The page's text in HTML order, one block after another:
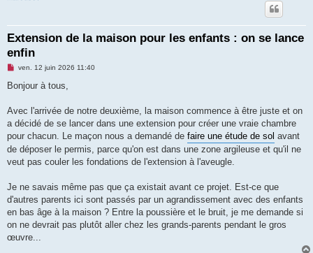
Extension de la maison pour les enfants : on se lance
enfin
M
s
g
n
o
l
u
ven. 12 juin 2026 11:40
Bonjour à tous,
Avec l'arrivée de notre deuxième, la maison commence à être juste et on
a décidé de se lancer dans une extension pour créer une vraie chambre
pour chacun. Le maçon nous a demandé de faire une étude de sol avant
de déposer le permis, parce qu'on est dans une zone argileuse et qu'il ne
veut pas couler les fondations de l'extension à l'aveugle.
Je ne savais même pas que ça existait avant ce projet. Est-ce que
d'autres parents ici sont passés par un agrandissement avec des enfants
en bas âge à la maison ? Entre la poussière et le bruit, je me demande si
on ne devrait pas plutôt aller chez les grands-parents pendant le gros
œuvre...